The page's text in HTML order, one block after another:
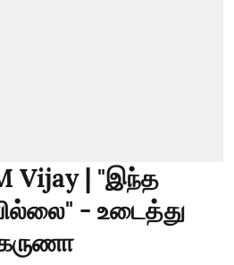
Vijay | "இந்த
- உடைத்து